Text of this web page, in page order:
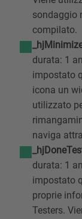
sondaggio
compilato.
durata: 1
impostato
icona un
utilizzato
naviga
durata: 1
impostato
proprie
Testers.